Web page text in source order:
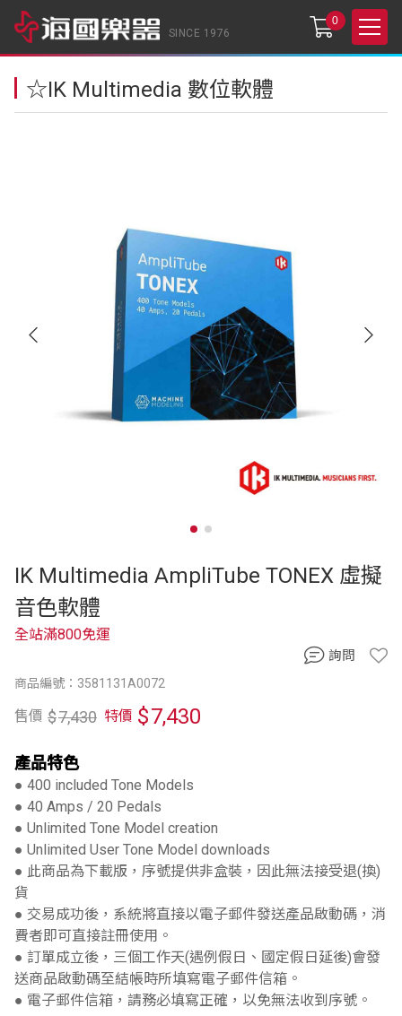
SINCE 1976
0
☆IK Multimedia 數位軟體
IK Multimedia AmpliTube TONEX 虛擬
音色軟體
商品編號：3581131A0072
全站滿800免運
售價 $7,430 特價 $7,430
產品特色
● 400 included Tone Models
● 40 Amps / 20 Pedals
● Unlimited Tone Model creation
● Unlimited User Tone Model downloads
● 此商品為下載版，序號提供非盒裝，因此無法接受退(換)
貨
● 交易成功後，系統將直接以電子郵件發送產品啟動碼，消
費者即可直接註冊使用。
● 訂單成立後，三個工作天(遇例假日、國定假日延後)會發
送商品啟動碼至結帳時所填寫電子郵件信箱。
● 電子郵件信箱，請務必填寫正確，以免無法收到序號。
詢問